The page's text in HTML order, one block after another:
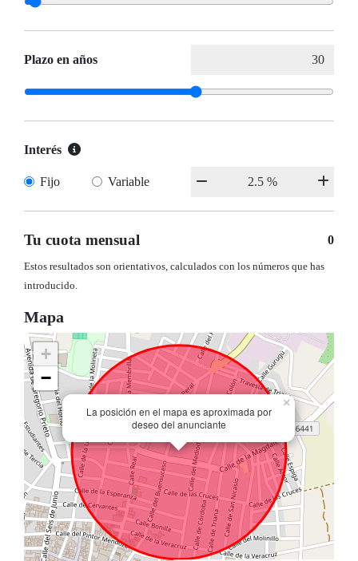
Plazo en años
Interés
Fijo Variable
Tu cuota mensual 0
Estos resultados son orientativos, calculados con los números que has
introducido.
Mapa
La posición en el mapa es aproximada por
deseo del anunciante
×
+
−